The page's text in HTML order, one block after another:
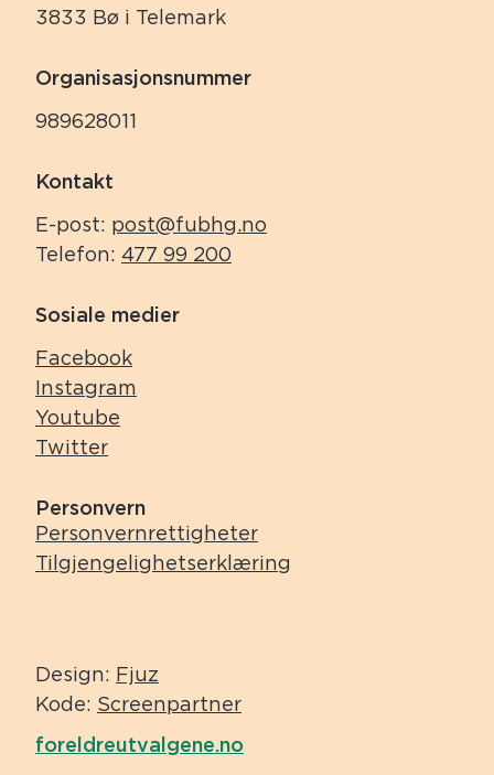
3833 Bø i Telemark
Organisasjonsnummer
989628011
Kontakt
E-post: post@fubhg.no
Telefon: 477 99 200
Sosiale medier
Facebook
Instagram
Youtube
Twitter
Personvern
Personvernrettigheter
Tilgjengelighetserklæring
Design: Fjuz
Kode: Screenpartner
foreldreutvalgene.no